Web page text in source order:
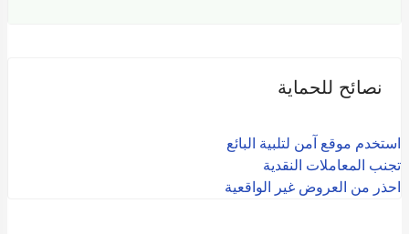
نصائح للحماية
استخدم موقع آمن لتلبية البائع
تجنب المعاملات النقدية
احذر من العروض غير الواقعية